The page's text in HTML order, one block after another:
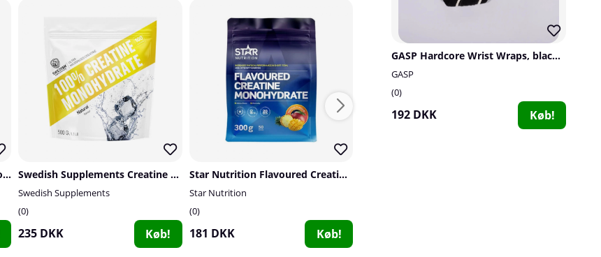
GASP Hardcore Wrist Wraps, black/white
GASP
0
192 DKK Køb!
2 x SOLID Nutrition Creatine Monohydrate, 400 g Swedish Supplements Creatine Monohydrate, 500 g
Swedish Supplements
0
235 DKK Køb!
Star Nutrition Flavoured Creatine Monohydrate, 300 g
Star Nutrition
0
181 DKK Køb!